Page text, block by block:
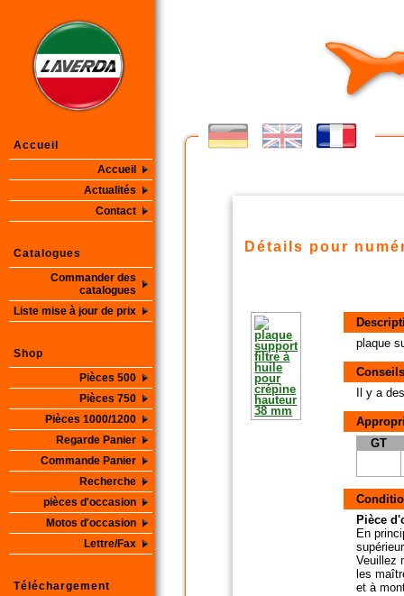
Accueil
Accueil
Actualités
Contact
Catalogues
Commander des
catalogues
Liste mise à jour de prix
Shop
Pièces 500
Pièces 750
Pièces 1000/1200
Regarde Panier
Commande Panier
Recherche
pièces d'occasion
Motos d'occasion
Lettre/Fax
Téléchargement
Détails pour
plaque
Il y a
GT
Pièce
En
Veuillez
les
et à